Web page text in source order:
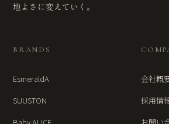
地よさに変えていく。
BRANDS
EsmeraldA
SUUSTON
会社概
採用情